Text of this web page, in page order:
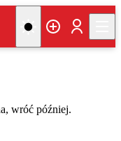
wróć później.